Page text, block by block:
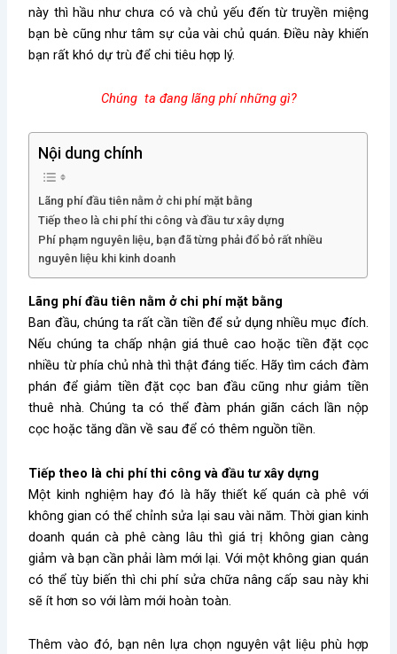
này thì hầu như chưa có và chủ yếu đến từ truyền miệng
bạn bè cũng như tâm sự của vài chủ quán. Điều này khiến
bạn rất khó dự trù để chi tiêu hợp lý.
Chúng ta đang lãng phí những gì?
Nội dung chính
Lãng phí đầu tiên nằm ở chi phí mặt bằng
Tiếp theo là chi phí thi công và đầu tư xây dựng
Phí phạm nguyên liệu, bạn đã từng phải đổ bỏ rất nhiều
nguyên liệu khi kinh doanh
Lãng phí đầu tiên nằm ở chi phí mặt bằng
Ban đầu, chúng ta rất cần tiền để sử dụng nhiều mục đích.
Nếu chúng ta chấp nhận giá thuê cao hoặc tiền đặt cọc
nhiều từ phía chủ nhà thì thật đáng tiếc. Hãy tìm cách đàm
phán để giảm tiền đặt cọc ban đầu cũng như giảm tiền
thuê nhà. Chúng ta có thể đàm phán giãn cách lần nộp
cọc hoặc tăng dần về sau để có thêm nguồn tiền.
Tiếp theo là chi phí thi công và đầu tư xây dựng
Một kinh nghiệm hay đó là hãy thiết kế quán cà phê với
không gian có thể chỉnh sửa lại sau vài năm. Thời gian kinh
doanh quán cà phê càng lâu thì giá trị không gian càng
giảm và bạn cần phải làm mới lại. Với một không gian quán
có thể tùy biến thì chi phí sửa chữa nâng cấp sau này khi
sẽ ít hơn so với làm mới hoàn toàn.
Thêm vào đó, bạn nên lựa chọn nguyên vật liệu phù hợp